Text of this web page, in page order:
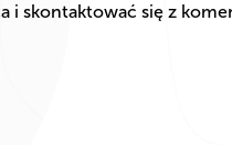
i skontaktować się z